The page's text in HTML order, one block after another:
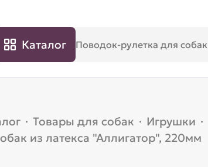
Каталог
· Товары для собак · Игрушки ·
из латекса "Аллигатор", 220мм